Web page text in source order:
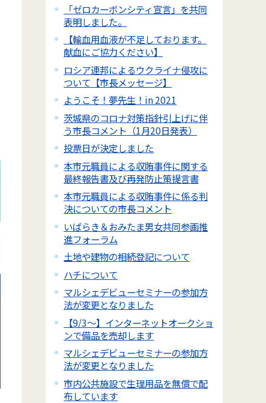
「ゼロカーボンシティ宣言」を共同
表明しました。
【輸血用血液が不足しております。
献血にご協力ください】
ロシア連邦によるウクライナ侵攻に
ついて【市長メッセージ】
ようこそ！夢先生！in 2021
茨城県のコロナ対策指針引上げに伴
う市長コメント（1月20日発表）
投票日が決定しました
本市元職員による収賄事件に関する
最終報告書及び再発防止策提言書
本市元職員による収賄事件に係る判
決についての市長コメント
いばらき＆おみたま男女共同参画推
進フォーラム
土地や建物の相続登記について
ハチについて
マルシェデビューセミナーの参加方
法が変更となりました
【9/3～】インターネットオークショ
ンで備品を売却します
マルシェデビューセミナーの参加方
法が変更となりました
市内公共施設で生理用品を無償で配
布しています